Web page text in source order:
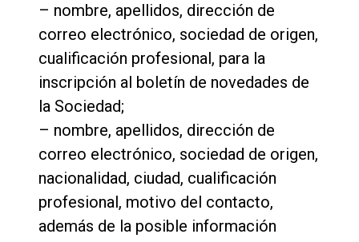
– nombre, apellidos, dirección de
correo electrónico, sociedad de origen,
cualificación profesional, para la
inscripción al boletín de novedades de
la Sociedad;
– nombre, apellidos, dirección de
correo electrónico, sociedad de origen,
nacionalidad, ciudad, cualificación
profesional, motivo del contacto,
además de la posible información